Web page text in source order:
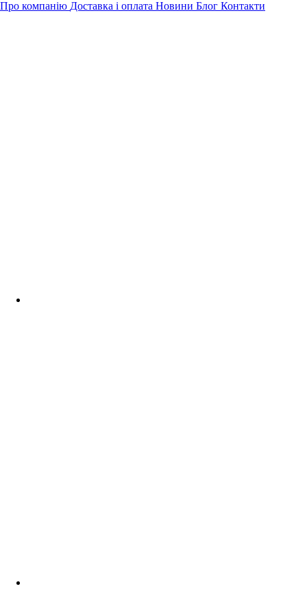
Про компанію Доставка і оплата Новини Блог Контакти